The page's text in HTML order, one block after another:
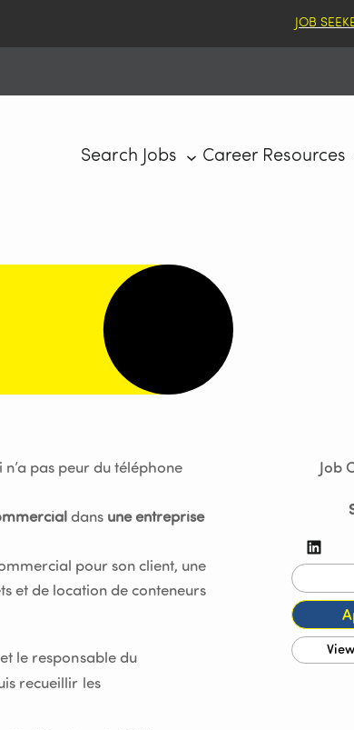
JOB
Search Jobs Career Resources
pas peur du téléphone
dans une entreprise
pour son client, une
et de location de conteneurs
le responsable du
recueillir les
Job